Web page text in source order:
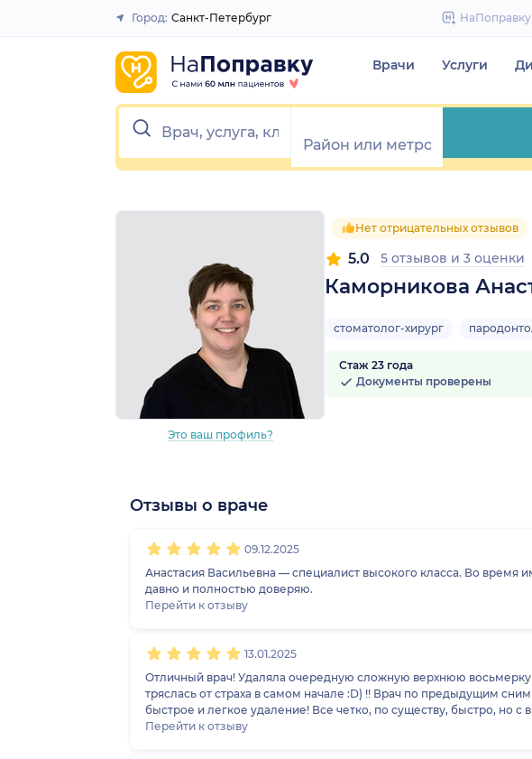
Закрыть
Город: Санкт-Петербург
Врачи Услуги
Это ваш профиль?
Нет отрицательных отзывов
Каморникова
5.0 5 отзывов и 3 оценки
стоматолог-хирург
Стаж 23 года
Документы проверены
Отзывы о враче
09.12.2025
Анастасия Васильевна — специалист высокого класса. Во
давно и полностью доверяю.
Перейти к отзыву
13.01.2025
Отличный врач! Удаляла очередную сложную верхнюю восьмерку
тряслась от страха в самом начале :D) !! Врач по предыдущим
быстрое и легкое удаление! Все четко, по существу, быстро, но
Перейти к отзыву